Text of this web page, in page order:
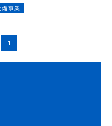
備事業
1